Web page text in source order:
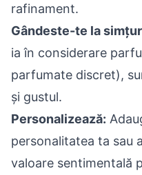
rafinament.
Gândeste-te la
ia în considerare
parfumate discret),
și gustul.
Personalizează:
personalitatea ta sau
valoare sentimentală